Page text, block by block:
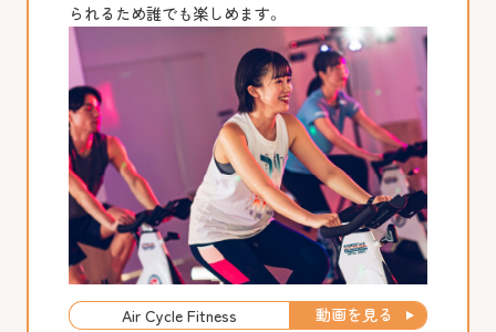
られるため誰でも楽しめます。
Air Cycle Fitness 動画を見る